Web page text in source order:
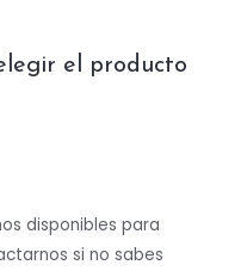
el producto
disponibles para
si no sabes